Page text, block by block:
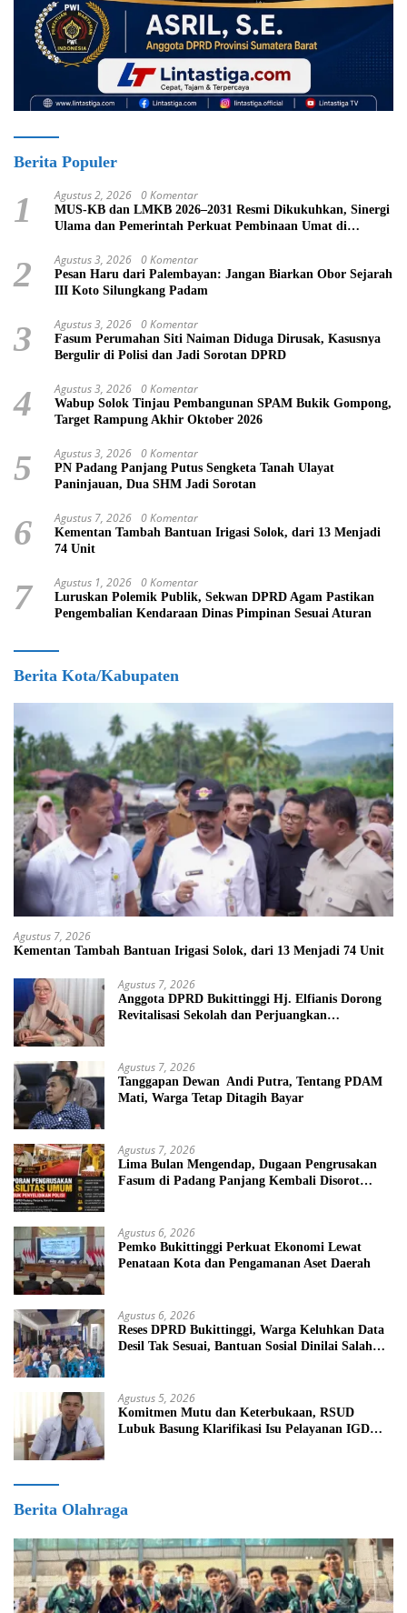
Berita Populer
1 Agustus 2, 2026 0 Komentar
MUS-KB dan LMKB 2026–2031 Resmi Dikukuhkan, Sinergi
Ulama dan Pemerintah Perkuat Pembinaan Umat di
2 Agustus 3, 2026 0 Komentar
Pesan Haru dari Palembayan: Jangan Biarkan Obor Sejarah
III Koto Silungkang Padam
3 Agustus 3, 2026 0 Komentar
Fasum Perumahan Siti Naiman Diduga Dirusak, Kasusnya
Bergulir di Polisi dan Jadi Sorotan DPRD
4 Agustus 3, 2026 0 Komentar
Wabup Solok Tinjau Pembangunan SPAM Bukik Gompong,
Target Rampung Akhir Oktober 2026
5 Agustus 3, 2026 0 Komentar
PN Padang Panjang Putus Sengketa Tanah Ulayat
Paninjauan, Dua SHM Jadi Sorotan
6 Agustus 7, 2026 0 Komentar
Kementan Tambah Bantuan Irigasi Solok, dari 13 Menjadi
74 Unit
7 Agustus 1, 2026 0 Komentar
Luruskan Polemik Publik, Sekwan DPRD Agam Pastikan
Pengembalian Kendaraan Dinas Pimpinan Sesuai Aturan
Berita Kota/Kabupaten
Agustus 7, 2026
Kementan Tambah Bantuan Irigasi Solok, dari 13 Menjadi 74 Unit
Agustus 7, 2026
Anggota DPRD Bukittinggi Hj. Elfianis Dorong
Revitalisasi Sekolah dan Perjuangkan
Agustus 7, 2026
Tanggapan Dewan Andi Putra, Tentang PDAM
Mati, Warga Tetap Ditagih Bayar
Agustus 7, 2026
Lima Bulan Mengendap, Dugaan Pengrusakan
Fasum di Padang Panjang Kembali Disorot
Agustus 6, 2026
Pemko Bukittinggi Perkuat Ekonomi Lewat
Penataan Kota dan Pengamanan Aset Daerah
Agustus 6, 2026
Reses DPRD Bukittinggi, Warga Keluhkan Data
Desil Tak Sesuai, Bantuan Sosial Dinilai Salah
Agustus 5, 2026
Komitmen Mutu dan Keterbukaan, RSUD
Lubuk Basung Klarifikasi Isu Pelayanan IGD
Berita Olahraga